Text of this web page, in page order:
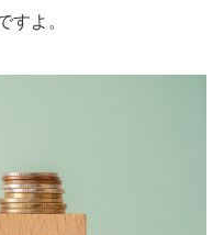
すよ。